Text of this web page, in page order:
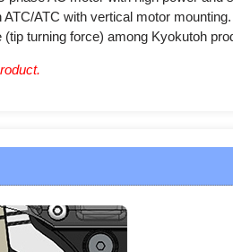
ATC with vertical motor mounting.
turning force) among Kyokutoh